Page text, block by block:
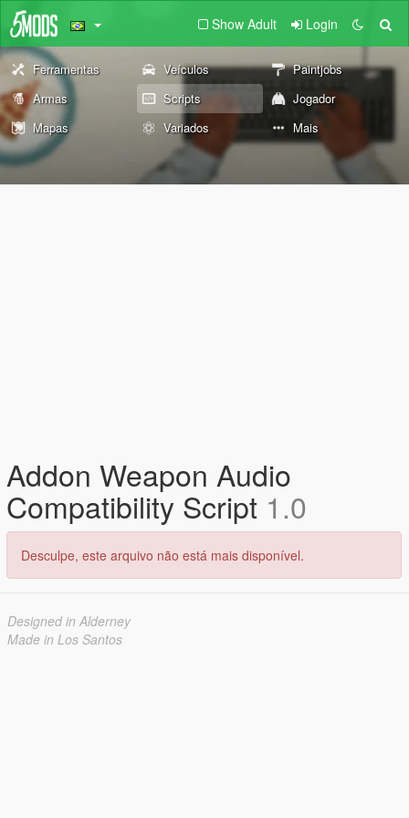
Show Adult Login
Ferramentas Veículos
Paintjobs
Armas
Scripts
Jogador
Mapas
Variados Mais
Addon Weapon Audio
Compatibility Script 1.0
Desculpe, este arquivo não está mais disponível.
Designed in Alderney
Made in Los Santos